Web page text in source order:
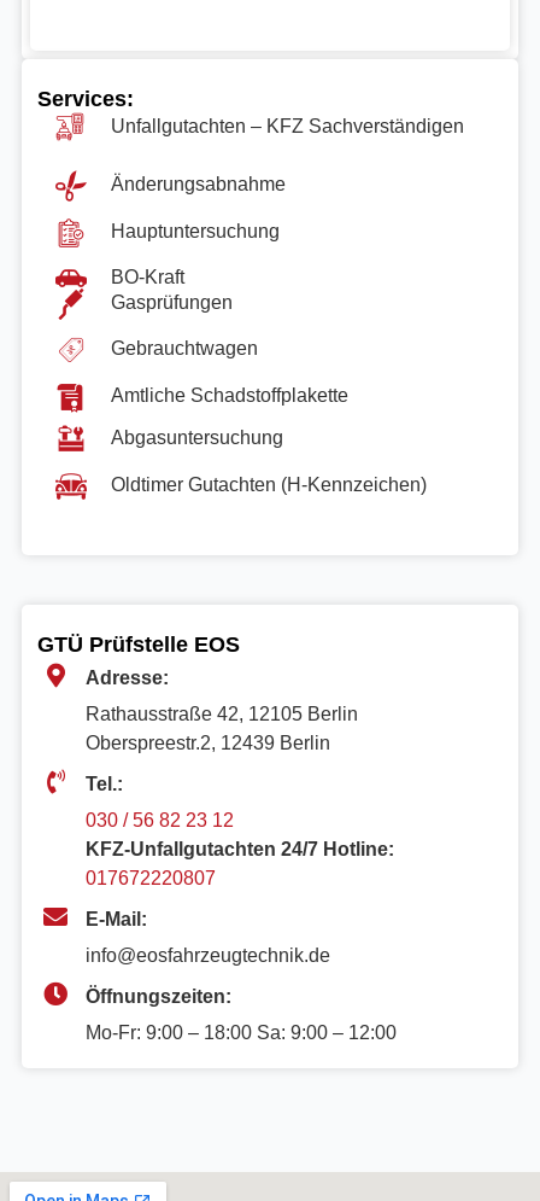
Services:
Unfallgutachten – KFZ Sachverständigen
Änderungsabnahme
Hauptuntersuchung
BO-Kraft
Gasprüfungen
Gebrauchtwagen
Amtliche Schadstoffplakette
Abgasuntersuchung
Oldtimer Gutachten (H-Kennzeichen)
GTÜ Prüfstelle EOS
Adresse:
Rathausstraße 42, 12105 Berlin
Oberspreestr.2, 12439 Berlin​
Tel.:
030 / 56 82 23 12
KFZ-Unfallgutachten 24/7 Hotline:
017672220807
E-Mail:
info@eosfahrzeugtechnik.de
Öffnungszeiten:
Mo-Fr: 9:00 – 18:00 Sa: 9:00 – 12:00